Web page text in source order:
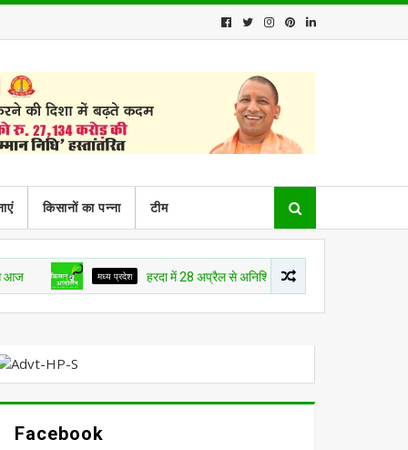
किसानों का पन्ना टीम
मध्य प्रदेश हरदा में 28 अप्रैल से अनिश्चित कालीन किसान क्रांति आंदोलन
Facebook